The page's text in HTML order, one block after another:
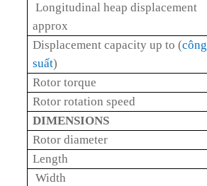
Longitudinal heap displacement
approx
Displacement capacity up to (công
suất)
Rotor torque
Rotor rotation speed
DIMENSIONS
Rotor diameter
Length
Width